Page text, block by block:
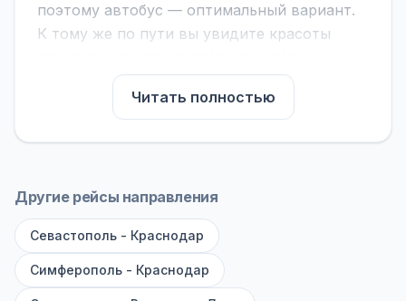
поэтому автобус — оптимальный вариант.
К тому же по пути вы увидите красоты
На нашем сайте вы можете найти
расписание автобусов Гурзуф -
Минеральные Воды, сравнить рейсы и
— обратите внимание на микроавтобусы
выбирайте большие автобусы (от 40 мест):
у них лучше подвеска и дорога ощущается
меньше.
Читать полностью
Другие рейсы направления
Севастополь - Краснодар
Симферополь - Краснодар